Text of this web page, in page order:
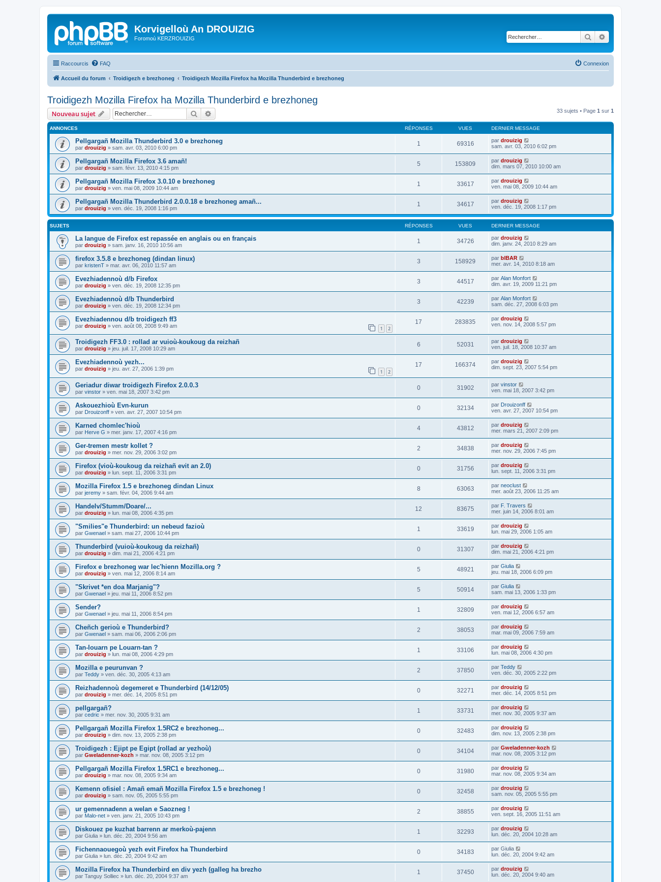
Korvigelloù An DROUIZIG
Foromoù KERZROUIZIG Rechercher
Raccourcis FAQ Connexion
Accueil du forum Troidigezh e brezhoneg Troidigezh Mozilla Firefox ha Mozilla Thunderbird e brezhoneg
Troidigezh Mozilla Firefox ha Mozilla Thunderbird e brezhoneg
Nouveau sujet Rechercher 33 sujets • Page 1 sur 1
ANNONCES RÉPONSES VUES DERNIER MESSAGE
Pellgargañ Mozilla Thunderbird 3.0 e brezhoneg
par drouizig » sam. avr. 03, 2010 6:00 pm
1 69316 par drouizig
sam. avr. 03, 2010 6:02 pm
Pellgargañ Mozilla Firefox 3.6 amañ!
par drouizig » sam. févr. 13, 2010 4:15 pm
5 153809 par drouizig
dim. mars 07, 2010 10:00 am
Pellgargañ Mozilla Firefox 3.0.10 e brezhoneg
par drouizig » ven. mai 08, 2009 10:44 am
1 33617 par drouizig
ven. mai 08, 2009 10:44 am
Pellgargañ Mozilla Thunderbird 2.0.0.18 e brezhoneg amañ...
par drouizig » ven. déc. 19, 2008 1:16 pm
1 34617 par drouizig
ven. déc. 19, 2008 1:17 pm
SUJETS RÉPONSES VUES DERNIER MESSAGE
La langue de Firefox est repassée en anglais ou en français
par drouizig » sam. janv. 16, 2010 10:56 am
1 34726 par drouizig
dim. janv. 24, 2010 8:29 am
firefox 3.5.8 e brezhoneg (dindan linux)
par kristenT » mar. avr. 06, 2010 11:57 am
3 158929 par bIBAR
mer. avr. 14, 2010 8:18 am
Evezhiadennoù d/b Firefox
par drouizig » ven. déc. 19, 2008 12:35 pm
3 44517 par Alan Monfort
dim. avr. 19, 2009 11:21 pm
Evezhiadennoù d/b Thunderbird
par drouizig » ven. déc. 19, 2008 12:34 pm
3 42239 par Alan Monfort
sam. déc. 27, 2008 6:03 pm
Evezhiadennou d/b troidigezh ff3
par drouizig » ven. août 08, 2008 9:49 am 1 2
17 283835 par drouizig
ven. nov. 14, 2008 5:57 pm
Troidigezh FF3.0 : rollad ar vuioù-koukoug da reizhañ
par drouizig » jeu. juil. 17, 2008 10:29 am
6 52031 par drouizig
ven. juil. 18, 2008 10:37 am
Evezhiadennoù yezh...
par drouizig » jeu. avr. 27, 2006 1:39 pm 1 2
17 166374 par drouizig
dim. sept. 23, 2007 5:54 pm
Geriadur diwar troidigezh Firefox 2.0.0.3
par vinstor » ven. mai 18, 2007 3:42 pm
0 31902 par vinstor
ven. mai 18, 2007 3:42 pm
Askouezhioù Evn-kurun
par Drouizonff » ven. avr. 27, 2007 10:54 pm
0 32134 par Drouizonff
ven. avr. 27, 2007 10:54 pm
Karned chomlec'hioù
par Herve G » mer. janv. 17, 2007 4:16 pm
4 43812 par drouizig
mer. mars 21, 2007 2:09 pm
Ger-tremen mestr kollet ?
par drouizig » mer. nov. 29, 2006 3:02 pm
2 34838 par drouizig
mer. nov. 29, 2006 7:45 pm
Firefox (vioù-koukoug da reizhañ evit an 2.0)
par drouizig » lun. sept. 11, 2006 3:31 pm
0 31756 par drouizig
lun. sept. 11, 2006 3:31 pm
Mozilla Firefox 1.5 e brezhoneg dindan Linux
par jeremy » sam. févr. 04, 2006 9:44 am
8 63063 par neoclust
mer. août 23, 2006 11:25 am
Handelv/Stumm/Doare/...
par drouizig » lun. mai 08, 2006 4:35 pm
12 83675 par F. Travers
mer. juin 14, 2006 8:01 am
"Smilies"e Thunderbird: un nebeud fazioù
par Gwenael » sam. mai 27, 2006 10:44 pm
1 33619 par drouizig
lun. mai 29, 2006 1:05 am
Thunderbird (vuioù-koukoug da reizhañ)
par drouizig » dim. mai 21, 2006 4:21 pm
0 31307 par drouizig
dim. mai 21, 2006 4:21 pm
Firefox e brezhoneg war lec'hienn Mozilla.org ?
par drouizig » ven. mai 12, 2006 8:14 am
5 48921 par Giulia
jeu. mai 18, 2006 6:09 pm
"Skrivet *en doa Marjanig"?
par Gwenael » jeu. mai 11, 2006 8:52 pm
5 50914 par Giulia
sam. mai 13, 2006 1:33 pm
Sender?
par Gwenael » jeu. mai 11, 2006 8:54 pm
1 32809 par drouizig
ven. mai 12, 2006 6:57 am
Cheñch gerioù e Thunderbird?
par Gwenael » sam. mai 06, 2006 2:06 pm
2 38053 par drouizig
mar. mai 09, 2006 7:59 am
Tan-louarn pe Louarn-tan ?
par drouizig » lun. mai 08, 2006 4:29 pm
1 33106 par drouizig
lun. mai 08, 2006 4:30 pm
Mozilla e peurunvan ?
par Teddy » ven. déc. 30, 2005 4:13 am
2 37850 par Teddy
ven. déc. 30, 2005 2:22 pm
Reizhadennoù degemeret e Thunderbird (14/12/05)
par drouizig » mer. déc. 14, 2005 8:51 pm
0 32271 par drouizig
mer. déc. 14, 2005 8:51 pm
pellgargañ?
par cedric » mer. nov. 30, 2005 9:31 am
1 33731 par drouizig
mer. nov. 30, 2005 9:37 am
Pellgargañ Mozilla Firefox 1.5RC2 e brezhoneg...
par drouizig » dim. nov. 13, 2005 2:38 pm
0 32483 par drouizig
dim. nov. 13, 2005 2:38 pm
Troidigezh : Ejipt pe Egipt (rollad ar yezhoù)
par Gweladenner-kozh » mar. nov. 08, 2005 3:12 pm
0 34104 par Gweladenner-kozh
mar. nov. 08, 2005 3:12 pm
Pellgargañ Mozilla Firefox 1.5RC1 e brezhoneg...
par drouizig » mar. nov. 08, 2005 9:34 am
0 31980 par drouizig
mar. nov. 08, 2005 9:34 am
Kemenn ofisiel : Amañ emañ Mozilla Firefox 1.5 e brezhoneg !
par drouizig » sam. nov. 05, 2005 5:55 pm
0 32458 par drouizig
sam. nov. 05, 2005 5:55 pm
ur gemennadenn a welan e Saozneg !
par Malo-net » ven. janv. 21, 2005 10:43 pm
2 38855 par drouizig
ven. sept. 16, 2005 11:51 am
Diskouez pe kuzhat barrenn ar merkoù-pajenn
par Giulia » lun. déc. 20, 2004 9:56 am
1 32293 par drouizig
lun. déc. 20, 2004 10:28 am
Fichennaouegoù yezh evit Firefox ha Thunderbird
par Giulia » lun. déc. 20, 2004 9:42 am
0 34183 par Giulia
lun. déc. 20, 2004 9:42 am
Mozilla Firefox ha Thunderbird en div yezh (galleg ha brezho
par Tanguy Solliec » lun. déc. 20, 2004 9:37 am
1 37450 par drouizig
lun. déc. 20, 2004 9:40 am